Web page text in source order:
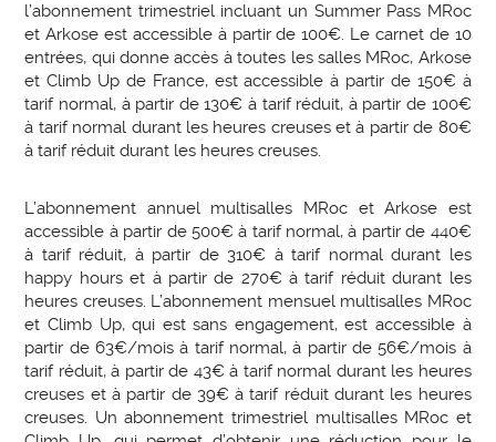
l’abonnement trimestriel incluant un Summer Pass MRoc
et Arkose est accessible à partir de 100€. Le carnet de 10
entrées, qui donne accès à toutes les salles MRoc, Arkose
et Climb Up de France, est accessible à partir de 150€ à
tarif normal, à partir de 130€ à tarif réduit, à partir de 100€
à tarif normal durant les heures creuses et à partir de 80€
à tarif réduit durant les heures creuses.
L’abonnement annuel multisalles MRoc et Arkose est
accessible à partir de 500€ à tarif normal, à partir de 440€
à tarif réduit, à partir de 310€ à tarif normal durant les
happy hours et à partir de 270€ à tarif réduit durant les
heures creuses. L’abonnement mensuel multisalles MRoc
et Climb Up, qui est sans engagement, est accessible à
partir de 63€/mois à tarif normal, à partir de 56€/mois à
tarif réduit, à partir de 43€ à tarif normal durant les heures
creuses et à partir de 39€ à tarif réduit durant les heures
creuses. Un abonnement trimestriel multisalles MRoc et